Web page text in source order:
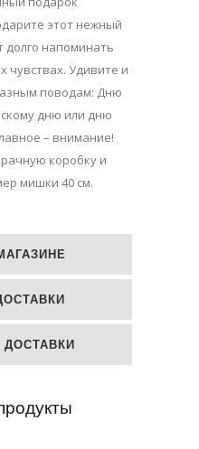
этот нежный
долго напоминать
чувствах. Удивите и
поводам: Дню
дню или дню
– внимание!
коробку и
мишки 40 см.